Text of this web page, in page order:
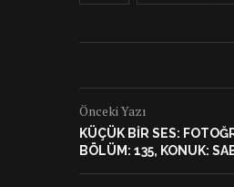
Önceki Yazı
KÜÇÜK BIR SES:
BÖLÜM: 135, KONUK: